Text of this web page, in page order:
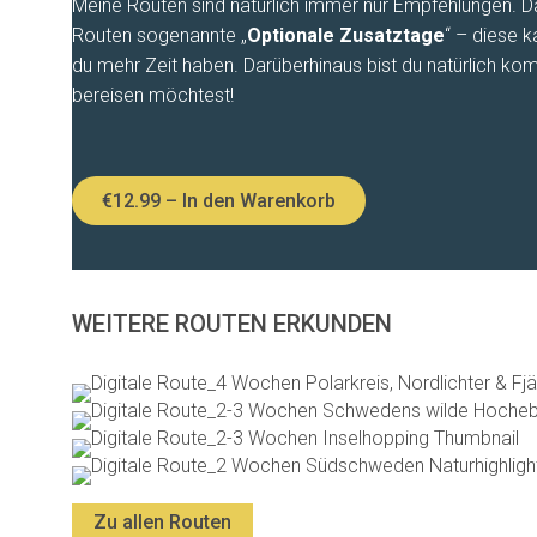
Meine Routen sind natürlich immer nur Empfehlungen.
Routen sogenannte „Optionale Zusatztage“ – diese
du mehr Zeit haben. Darüberhinaus bist du natürlich
bereisen möchtest!
€12.99 – In den Warenkorb
WEITERE ROUTEN ERKUNDEN
Zu allen Routen